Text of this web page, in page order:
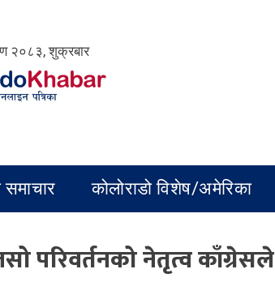
२०८३, शुक्रबार
समाचार कोलोराडो विशेष/अमेरिका
परिवर्तनको नेतृत्व